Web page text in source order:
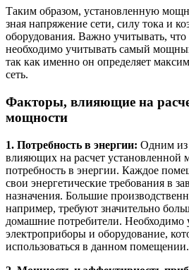
Таким образом, установленную
зная напряжение сети, силу тока и
оборудования. Важно учитывать, что
необходимо учитывать самый
так как именно он определяет
сеть.
Факторы, влияющие на
мощности
1. Потребность в энергии: Одним из
влияющих на расчет установленной
потребность в энергии. Каждое
свои энергетические требования в
назначения. Большие
например, требуют значительно
домашние потребители. Необходимо
электроприборы и оборудование,
использоваться в данном помещении.